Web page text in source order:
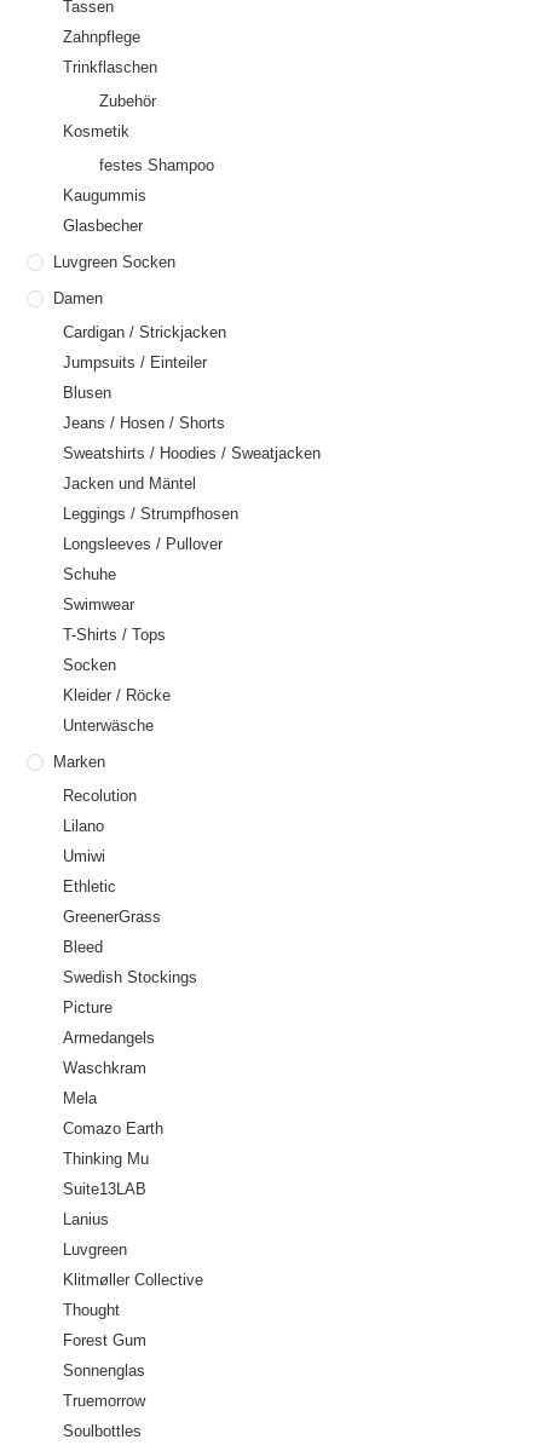
Tassen
Zahnpflege
Trinkflaschen
Zubehör
Kosmetik
festes Shampoo
Kaugummis
Glasbecher
Luvgreen Socken
Damen
Cardigan / Strickjacken
Jumpsuits / Einteiler
Blusen
Jeans / Hosen / Shorts
Sweatshirts / Hoodies / Sweatjacken
Jacken und Mäntel
Leggings / Strumpfhosen
Longsleeves / Pullover
Schuhe
Swimwear
T-Shirts / Tops
Socken
Kleider / Röcke
Unterwäsche
Marken
Recolution
Lilano
Umiwi
Ethletic
GreenerGrass
Bleed
Swedish Stockings
Picture
Armedangels
Waschkram
Mela
Comazo Earth
Thinking Mu
Suite13LAB
Lanius
Luvgreen
Klitmøller Collective
Thought
Forest Gum
Sonnenglas
Truemorrow
Soulbottles